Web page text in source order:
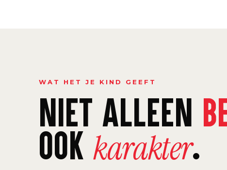
WAT HET JE KIND GEEFT
NIET ALLEEN
OOK karakter.